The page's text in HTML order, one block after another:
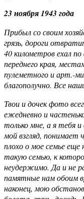
23 ноября 1943 года
Прибыл со своим
грязь, дороги
40 километров ехал
переднего края,
пулеметного и арт.-
благополучно. Все
Твои и дочек фото
ежедневно и
только мне, а я тебя
мой взгляд, понимает
плохо о мое семье
такую семью, к
неудержимо. Да и не
памятные нам обоим
наконец, мою